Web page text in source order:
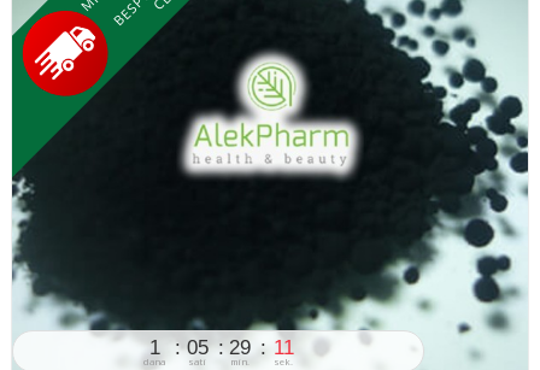
1
dana
05
sati
29
min.
11
sek.